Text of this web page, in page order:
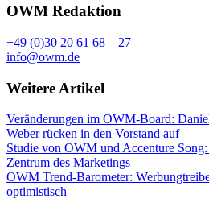
OWM Redaktion
+49 (0)30 20 61 68 – 27
info@owm.de
Weitere Artikel
Veränderungen im OWM-Board:
Weber rücken in den Vorstand auf
Studie von OWM und Accenture
Zentrum des Marketings
OWM Trend-Barometer:
optimistisch